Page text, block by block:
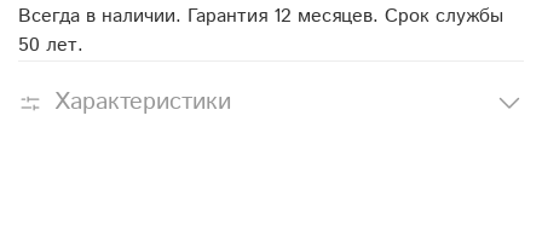
Всегда в наличии. Гарантия 12 месяцев. Срок службы
50 лет.
Характеристики